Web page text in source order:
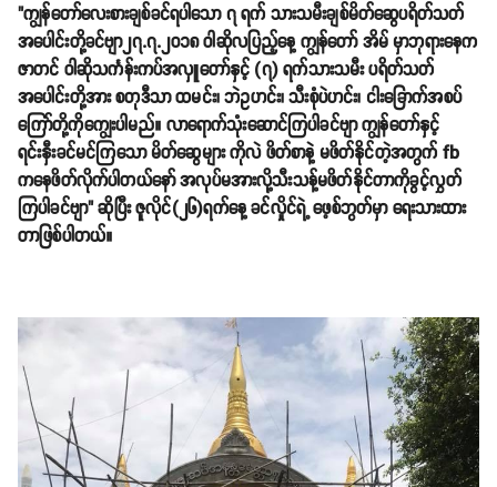
"ကျွန်တော်လေးစားချစ်ခင်ရပါသော ၇ ရက် သားသမီးချစ်မိတ်ဆွေပရိတ်သတ်
အပေါင်းတို့ခင်ဗျာ၂၇.၇.၂၀၁၈ ဝါဆိုလပြည့်နေ့ ကျွန်တော် အိမ် မှာဘုရားနေက
ဇာတင် ဝါဆိုသင်္ကန်းကပ်အလှူတော်နှင့် (၇) ရက်သားသမီး ပရိတ်သတ်
အပေါင်းတို့အား စတုဒီသာ ထမင်း၊ ဘဲဥဟင်း၊ သီးစုံပဲဟင်း၊ ငါးခြောက်အစပ်
ကြော်တို့ကိုကျွေးပါမည်။ လာရောက်သုံးဆောင်ကြပါခင်ဗျာ ကျွန်တော်နှင့်
ရင်းနှီးခင်မင်ကြသော မိတ်ဆွေများ ကိုလဲ ဖိတ်စာနဲ့ မဖိတ်နိုင်တဲ့အတွက် fb
ကနေဖိတ်လိုက်ပါတယ်နော် အလုပ်မအားလို့သီးသန့်မဖိတ်နိုင်တာကိုခွင့်လွှတ်
ကြပါခင်ဗျာ" ဆိုပြီး ဇူလိုင်(၂၆)ရက်နေ့ ခင်လှိုင်ရဲ့ ဖေ့စ်ဘွတ်မှာ ရေးသားထား
တာဖြစ်ပါတယ်။